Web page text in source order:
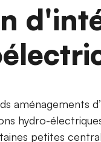
aménagements
hydro-
petites